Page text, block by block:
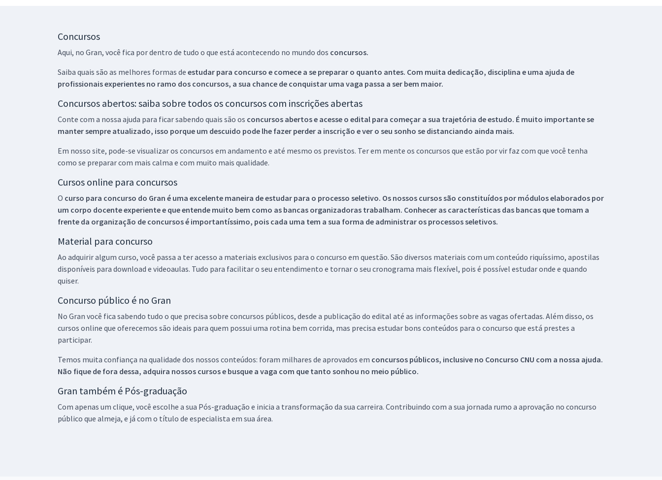
Concursos
Aqui, no Gran, você fica por dentro de tudo o que está acontecendo no mundo dos concursos.
Saiba quais são as melhores formas de estudar para concurso e comece a se preparar o quanto antes. Com muita dedicação, disciplina e uma ajuda de
profissionais experientes no ramo dos concursos, a sua chance de conquistar uma vaga passa a ser bem maior.
Concursos abertos: saiba sobre todos os concursos com inscrições abertas
Conte com a nossa ajuda para ficar sabendo quais são os concursos abertos e acesse o edital para começar a sua trajetória de estudo. É muito importante se
manter sempre atualizado, isso porque um descuido pode lhe fazer perder a inscrição e ver o seu sonho se distanciando ainda mais.
Em nosso site, pode-se visualizar os concursos em andamento e até mesmo os previstos. Ter em mente os concursos que estão por vir faz com que você tenha
como se preparar com mais calma e com muito mais qualidade.
Cursos online para concursos
O curso para concurso do Gran é uma excelente maneira de estudar para o processo seletivo. Os nossos cursos são constituídos por módulos elaborados por
um corpo docente experiente e que entende muito bem como as bancas organizadoras trabalham. Conhecer as características das bancas que tomam a
frente da organização de concursos é importantíssimo, pois cada uma tem a sua forma de administrar os processos seletivos.
Material para concurso
Ao adquirir algum curso, você passa a ter acesso a materiais exclusivos para o concurso em questão. São diversos materiais com um conteúdo riquíssimo, apostilas
disponíveis para download e videoaulas. Tudo para facilitar o seu entendimento e tornar o seu cronograma mais flexível, pois é possível estudar onde e quando
quiser.
Concurso público é no Gran
No Gran você fica sabendo tudo o que precisa sobre concursos públicos, desde a publicação do edital até as informações sobre as vagas ofertadas. Além disso, os
cursos online que oferecemos são ideais para quem possui uma rotina bem corrida, mas precisa estudar bons conteúdos para o concurso que está prestes a
participar.
Temos muita confiança na qualidade dos nossos conteúdos: foram milhares de aprovados em concursos públicos, inclusive no Concurso CNU com a nossa ajuda.
Não fique de fora dessa, adquira nossos cursos e busque a vaga com que tanto sonhou no meio público.
Gran também é Pós-graduação
Com apenas um clique, você escolhe a sua Pós-graduação e inicia a transformação da sua carreira. Contribuindo com a sua jornada rumo a aprovação no concurso
público que almeja, e já com o título de especialista em sua área.